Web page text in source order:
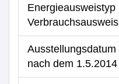
Energieausweistyp
Verbrauchs­ausweis
Ausstellungsdatum
nach dem 1.5.2014